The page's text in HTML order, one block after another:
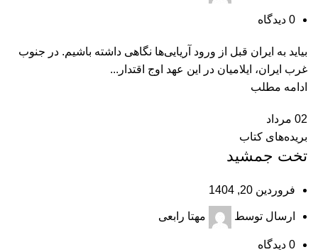
0 دیدگاه
بیاید به ایران قبل از ورود آریایی‌ها نگاهی داشته باشیم. در جنوب
غرب ایران، ایلامیان در این عهد اوج اقتدار...
ادامه مطلب
02 مرداد
بریده‌های کتاب
تخت ‌جمشید
فروردین 20, 1404
ارسال توسط مهتا رابعی
0 دیدگاه